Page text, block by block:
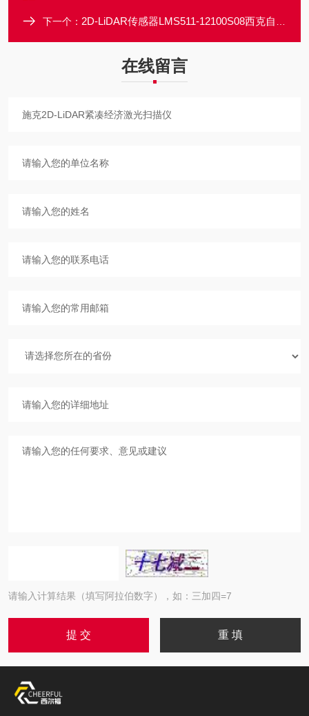
下一个： 2D-LiDAR传感器LMS511-12100S08西克自加热激光扫描仪
在线留言
请输入计算结果（填写阿拉伯数字），如：三加四=7